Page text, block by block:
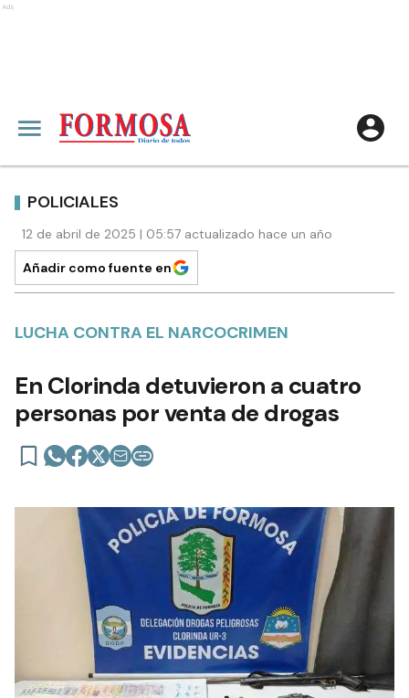
Ads
POLICIALES
12 de abril de 2025 | 05:57 actualizado hace un año
Añadir como fuente en
LUCHA CONTRA EL NARCOCRIMEN
En Clorinda detuvieron a cuatro
personas por venta de drogas